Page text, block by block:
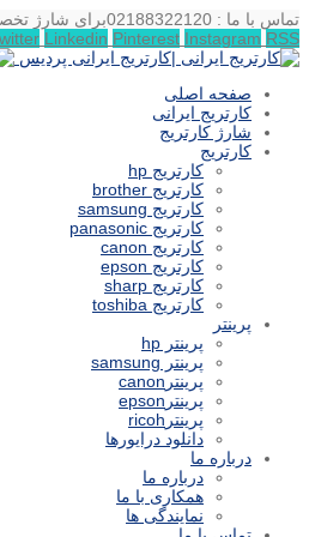
تماس با ما : 02188322120
برای شارژ
Linkedin Pinterest Instagram RSS
صفحه اصلی
کارتریج ایرانی
شارژ کارتریج
کارتریج
کارتریج hp
کارتریج brother
کارتریج samsung
کارتریج panasonic
کارتریج canon
کارتریج epson
کارتریج sharp
کارتریج toshiba
پرینتر
پرینتر hp
پرینتر samsung
پرینترcanon
پرینترepson
پرینترricoh
دانلود درایورها
درباره ما
درباره ما
همکاری با ما
نمایندگی ها